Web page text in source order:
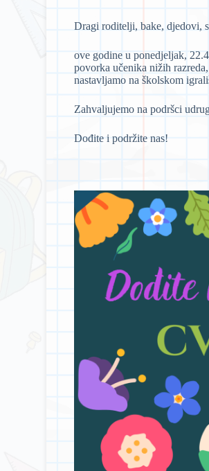
Dragi roditelji, bake, djedovi,
ove godine u ponedjeljak,
povorka učenika nižih
nastavljamo na školskom
Zahvaljujemo na podršci
Dođite i podržite nas!